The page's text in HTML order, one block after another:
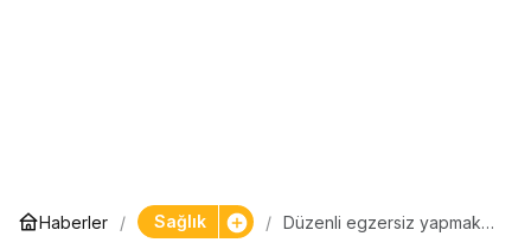
Haberler Sağlık
Düzenli egzersiz yapmak